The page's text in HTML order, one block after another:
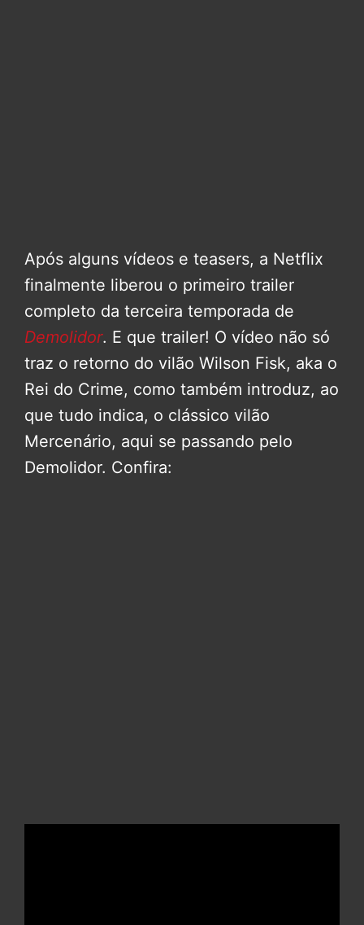
Após alguns vídeos e teasers, a Netflix
finalmente liberou o primeiro trailer
completo da terceira temporada de
Demolidor. E que trailer! O vídeo não só
traz o retorno do vilão Wilson Fisk, aka o
Rei do Crime, como também introduz, ao
que tudo indica, o clássico vilão
Mercenário, aqui se passando pelo
Demolidor. Confira: